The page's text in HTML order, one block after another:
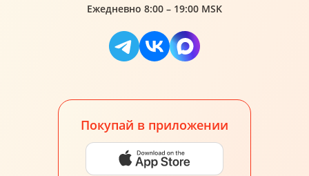
Ежедневно 8:00 – 19:00 MSK
Покупай в приложении